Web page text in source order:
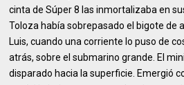
cinta de Súper 8 las inmortalizaba en
Toloza había sobrepasado el bigote de
Luis, cuando una corriente lo puso de
atrás, sobre el submarino grande. El
disparado hacia la superficie. Emergió